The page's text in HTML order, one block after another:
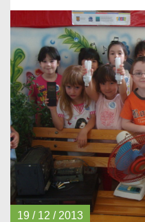
19 / 12 / 2013